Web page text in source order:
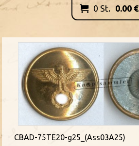
 0 St. 0.00€
CBAD-75TE20-g25_(Ass03A25)